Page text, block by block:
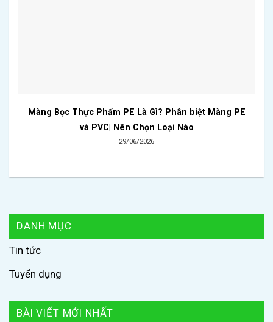
Màng Bọc Thực Phẩm PE Là Gì? Phân biệt Màng PE
và PVC| Nên Chọn Loại Nào
29/06/2026
DANH MỤC
Tin tức
Tuyển dụng
BÀI VIẾT MỚI NHẤT